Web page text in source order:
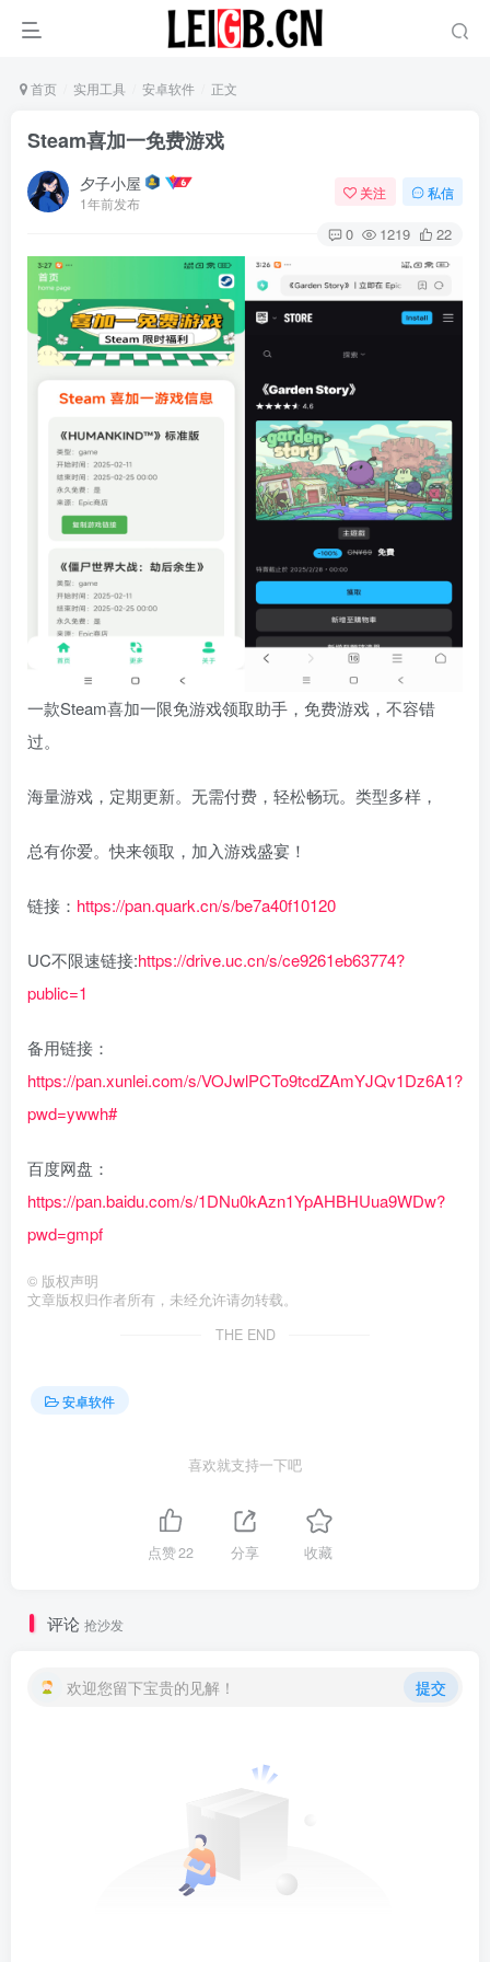
首页 实用工具 安卓软件 正文
Steam喜加一免费游戏
夕子小屋
1年前发布
关注 私信
0 1219 22
一款Steam喜加一限免游戏领取助手，免费游戏，不容错
过。
海量游戏，定期更新。无需付费，轻松畅玩。类型多样，
总有你爱。快来领取，加入游戏盛宴！
链接： https://pan.quark.cn/s/be7a40f10120
UC不限速链接:https://drive.uc.cn/s/ce9261eb63774?
public=1
备用链接：
https://pan.xunlei.com/s/VOJwlPCTo9tcdZAmYJQv1Dz6A1?
pwd=ywwh#
百度网盘：
https://pan.baidu.com/s/1DNu0kAzn1YpAHBHUua9WDw?
pwd=gmpf
© 版权声明
文章版权归作者所有，未经允许请勿转载。
THE END
安卓软件
喜欢就支持一下吧
点赞22 分享 收藏
评论 抢沙发
欢迎您留下宝贵的见解！ 提交